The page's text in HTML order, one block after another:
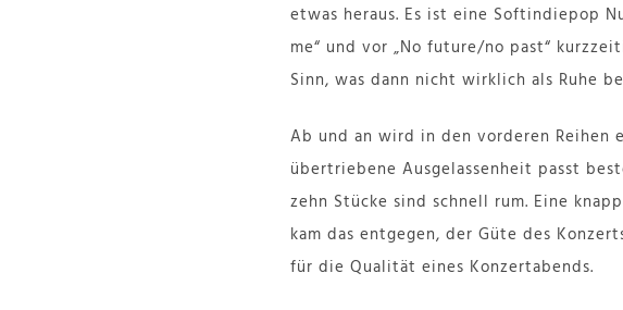
etwas heraus. Es ist eine Softindiepop
me“ und vor „No future/no past“
Sinn, was dann nicht wirklich als Ruhe
Ab und an wird in den vorderen Reihen
übertriebene Ausgelassenheit passt
zehn Stücke sind schnell rum. Eine
kam das entgegen, der Güte des
für die Qualität eines Konzertabends.